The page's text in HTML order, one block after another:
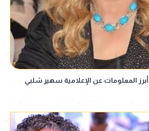
المعلومات عن الإعلامية سهير شلبي